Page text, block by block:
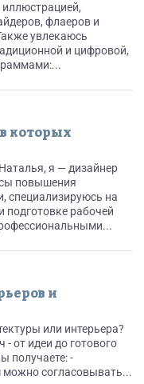
флаеров и
увлекаюсь
и цифровой,
которых
я — дизайнер
повышения
специализируюсь на
подготовке рабочей
и
или интерьера?
от идеи до готового
получаете: -
можно согласовывать...